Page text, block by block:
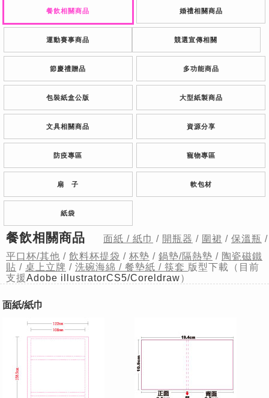
餐飲相關商品 婚禮相關商品
運動賽事商品 競選宣傳相關
節慶禮贈品 多功能商品
包裝紙盒公版 大型紙製商品
文具相關商品 資源分享
防疫專區 寵物專區
扇 子 軟包材
紙袋
餐飲相關商品 面紙 / 紙巾 / 開瓶器 / 圍裙 / 保溫瓶 /
平口杯/其他 / 飲料杯提袋 / 杯墊 / 鍋墊/隔熱墊 / 陶瓷磁鐵
貼 / 桌上立牌 / 洗碗海綿 / 餐墊紙 / 筷套 版型下載（目前
支援Adobe illustratorCS5/Coreldraw）
面紙/紙巾